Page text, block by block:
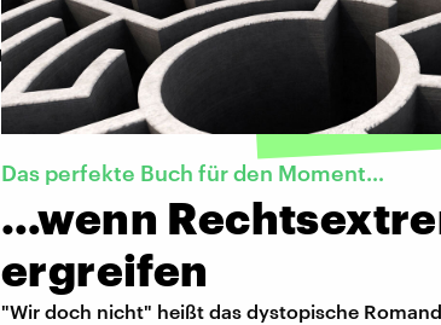
Das perfekte Buch für den Moment…
…wenn
ergreifen
"Wir doch nicht" heißt das dystopische